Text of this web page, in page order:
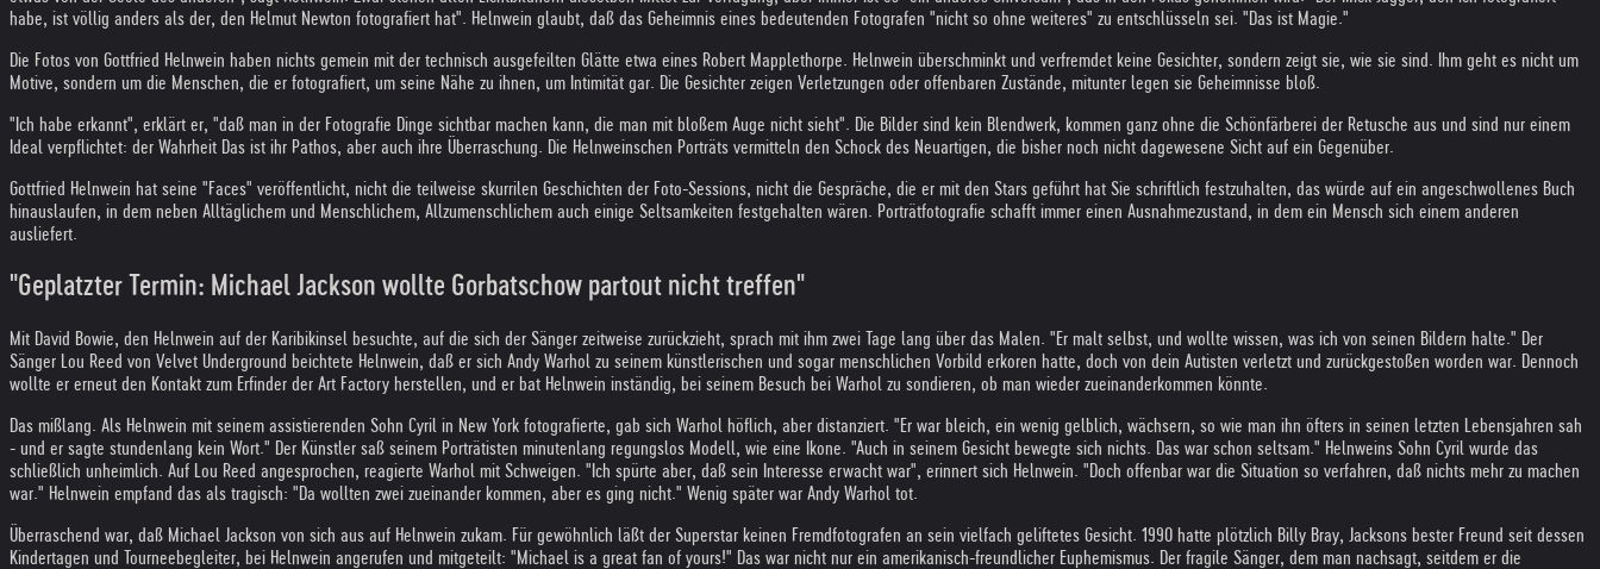
habe, ist völlig anders als der, den Helmut Newton fotografiert hat". Helnwein glaubt, daß das Geheimnis eines bedeutenden Fotografen "nicht so ohne weiteres" zu entschlüsseln sei. "Das ist Magie."
Die Fotos von Gottfried Helnwein haben nichts gemein mit der technisch ausgefeilten Glätte etwa eines Robert Mapplethorpe. Helnwein überschminkt und verfremdet keine Gesichter, sondern zeigt sie, wie sie sind. Ihm geht es nicht um
Motive, sondern um die Menschen, die er fotografiert, um seine Nähe zu ihnen, um Intimität gar. Die Gesichter zeigen Verletzungen oder offenbaren Zustände, mitunter legen sie Geheimnisse bloß.
"Ich habe erkannt", erklärt er, "daß man in der Fotografie Dinge sichtbar machen kann, die man mit bloßem Auge nicht sieht". Die Bilder sind kein Blendwerk, kommen ganz ohne die Schönfärberei der Retusche aus und sind nur einem
Ideal verpflichtet: der Wahrheit Das ist ihr Pathos, aber auch ihre Überraschung. Die Helnweinschen Porträts vermitteln den Schock des Neuartigen, die bisher noch nicht dagewesene Sicht auf ein Gegenüber.
Gottfried Helnwein hat seine "Faces" veröffentlicht, nicht die teilweise skurrilen Geschichten der Foto-Sessions, nicht die Gespräche, die er mit den Stars geführt hat Sie schriftlich festzuhalten, das würde auf ein angeschwollenes Buch
hinauslaufen, in dem neben Alltäglichem und Menschlichem, Allzumenschlichem auch einige Seltsamkeiten festgehalten wären. Porträtfotografie schafft immer einen Ausnahmezustand, in dem ein Mensch sich einem anderen
ausliefert.
"Geplatzter Termin: Michael Jackson wollte Gorbatschow partout nicht treffen"
Mit David Bowie, den Helnwein auf der Karibikinsel besuchte, auf die sich der Sänger zeitweise zurückzieht, sprach mit ihm zwei Tage lang über das Malen. "Er malt selbst, und wollte wissen, was ich von seinen Bildern halte." Der
Sänger Lou Reed von Velvet Underground beichtete Helnwein, daß er sich Andy Warhol zu seinem künstlerischen und sogar menschlichen Vorbild erkoren hatte, doch von dein Autisten verletzt und zurückgestoßen worden war. Dennoch
wollte er erneut den Kontakt zum Erfinder der Art Factory herstellen, und er bat Helnwein inständig, bei seinem Besuch bei Warhol zu sondieren, ob man wieder zueinanderkommen könnte.
Das mißlang. Als Helnwein mit seinem assistierenden Sohn Cyril in New York fotografierte, gab sich Warhol höflich, aber distanziert. "Er war bleich, ein wenig gelblich, wächsern, so wie man ihn öfters in seinen letzten Lebensjahren sah
- und er sagte stundenlang kein Wort." Der Künstler saß seinem Porträtisten minutenlang regungslos Modell, wie eine Ikone. "Auch in seinem Gesicht bewegte sich nichts. Das war schon seltsam." Helnweins Sohn Cyril wurde das
schließlich unheimlich. Auf Lou Reed angesprochen, reagierte Warhol mit Schweigen. "Ich spürte aber, daß sein Interesse erwacht war", erinnert sich Helnwein. "Doch offenbar war die Situation so verfahren, daß nichts mehr zu machen
war." Helnwein empfand das als tragisch: "Da wollten zwei zueinander kommen, aber es ging nicht." Wenig später war Andy Warhol tot.
Überraschend war, daß Michael Jackson von sich aus auf Helnwein zukam. Für gewöhnlich läßt der Superstar keinen Fremdfotografen an sein vielfach geliftetes Gesicht. 1990 hatte plötzlich Billy Bray, Jacksons bester Freund seit dessen
Kindertagen und Tourneebegleiter, bei Helnwein angerufen und mitgeteilt: "Michael is a great fan of yours!" Das war nicht nur ein amerikanisch-freundlicher Euphemismus. Der fragile Sänger, dem man nachsagt, seitdem er die